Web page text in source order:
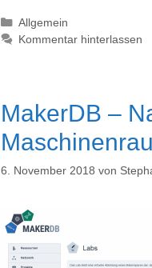
Kategorien
Allgemein
Kommentar hinterlassen
MakerDB –
6. November 2018 von